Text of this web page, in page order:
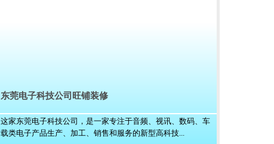
东莞电子科技公司旺铺装修
这家东莞电子科技公司，是一家专注于音频、视讯、数码、车
载类电子产品生产、加工、销售和服务的新型高科技...